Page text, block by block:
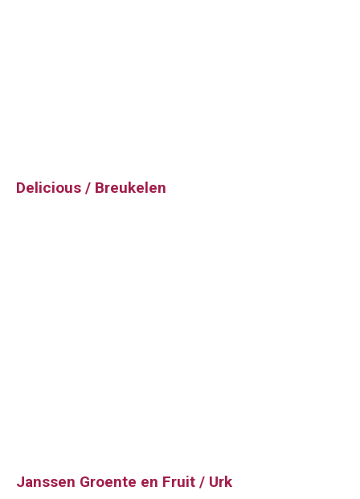
Delicious / Breukelen
Janssen Groente en Fruit / Urk